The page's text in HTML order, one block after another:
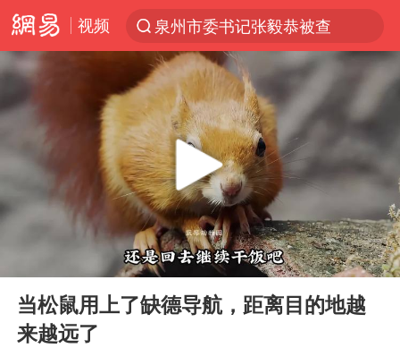
视频
泉州市委书记张毅恭被查
“电影+”如何激发千亿级消费新活力？
陈垣宇0-3张禹珍 国乒男单全军覆没
中巨芯：上半年归母净利润1405.77万元
中国女篮70-67险胜尼日利亚女篮
名创优品回应女子吐槽内裤质量差
Play
05:32
当松鼠用上了缺德导航，距离目的地越
来越远了